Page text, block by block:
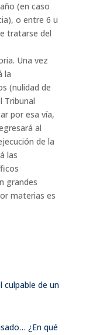
(en caso
o entre 6 u
tratarse del
Una vez
la
(nulidad de
Tribunal
por esa vía,
al
de la
las
grandes
materias es
culpable de un
¿En qué